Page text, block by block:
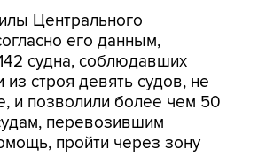
судна, соблюдавших
строя девять судов, не
и позволили более чем 50
перевозившим
пройти через зону